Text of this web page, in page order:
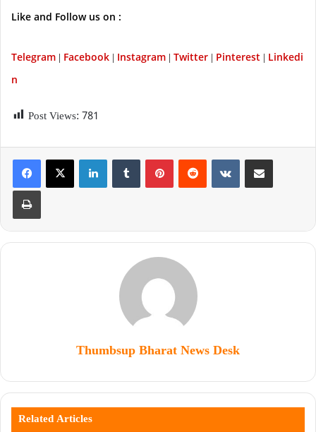
Like and Follow us on :
Telegram | Facebook | Instagram | Twitter | Pinterest | Linkedi
n
Post Views: 781
Thumbsup Bharat News Desk
Related Articles